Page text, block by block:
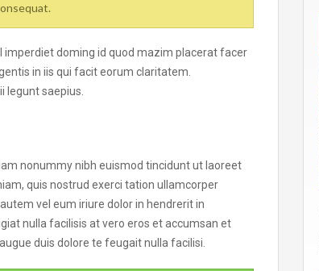
imperdiet doming id quod mazim placerat facer
in iis qui facit eorum claritatem.
legunt saepius.
nonummy nibh euismod tincidunt ut laoreet
quis nostrud exerci tation ullamcorper
vel eum iriure dolor in hendrerit in
nulla facilisis at vero eros et accumsan et
duis dolore te feugait nulla facilisi.